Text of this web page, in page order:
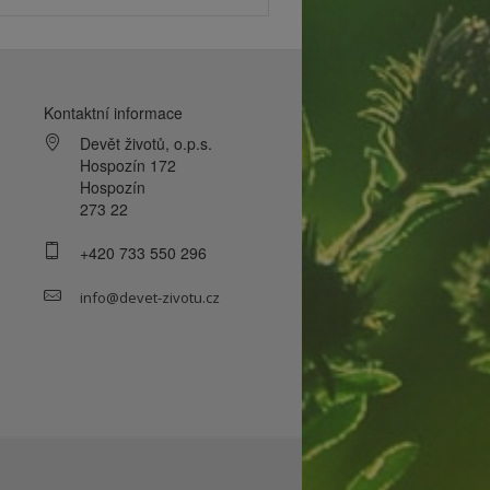
Kontaktní informace
Devět životů, o.p.s.
Hospozín 172
Hospozín
273 22
+420 733 550 296
info@devet-zivotu.cz